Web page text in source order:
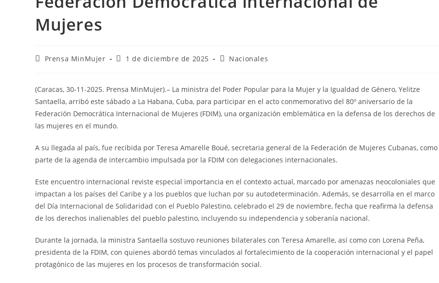
Mujeres
Prensa MinMujer 1 de diciembre de 2025 Nacionales
(Caracas, 30-11-2025. Prensa MinMujer).– La ministra del Poder Popular para la Mujer y la Igualdad de Género, Yelitze
Santaella, arribó este sábado a La Habana, Cuba, para participar en el acto conmemorativo del 80º aniversario de la
Federación Democrática Internacional de Mujeres (FDIM), una organización emblemática en la defensa de los derechos de
las mujeres en el mundo.
A su llegada al país, fue recibida por Teresa Amarelle Boué, secretaria general de la Federación de Mujeres Cubanas, como
parte de la agenda de intercambio impulsada por la FDIM con delegaciones internacionales.
Este encuentro internacional reviste especial importancia en el contexto actual, marcado por amenazas neocoloniales que
impactan a los países del Caribe y a los pueblos que luchan por su autodeterminación. Además, se desarrolla en el marco
del Día Internacional de Solidaridad con el Pueblo Palestino, celebrado el 29 de noviembre, fecha que reafirma la defensa
de los derechos inalienables del pueblo palestino, incluyendo su independencia y soberanía nacional.
Durante la jornada, la ministra Santaella sostuvo reuniones bilaterales con Teresa Amarelle, así como con Lorena Peña,
presidenta de la FDIM, con quienes abordó temas vinculados al fortalecimiento de la cooperación internacional y el papel
protagónico de las mujeres en los procesos de transformación social.